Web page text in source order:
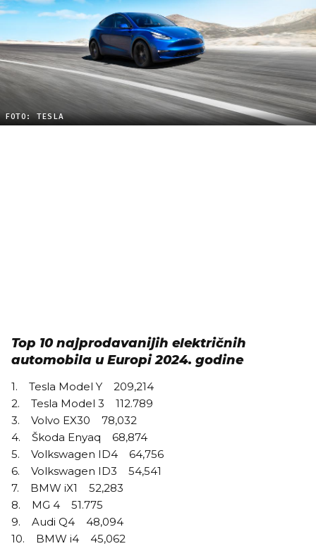
FOTO: TESLA
Top 10 najprodavanijih električnih
automobila u Europi 2024. godine
1. Tesla Model Y 209,214
2. Tesla Model 3 112.789
3. Volvo EX30 78,032
4. Škoda Enyaq 68,874
5. Volkswagen ID4 64,756
6. Volkswagen ID3 54,541
7. BMW iX1 52,283
8. MG 4 51.775
9. Audi Q4 48,094
10. BMW i4 45,062